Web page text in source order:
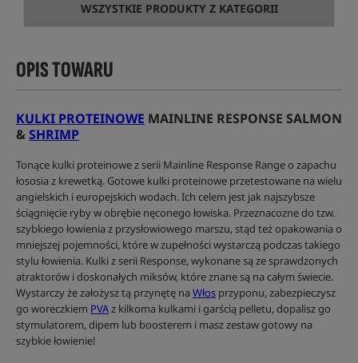
WSZYSTKIE PRODUKTY Z KATEGORII
OPIS TOWARU
KULKI PROTEINOWE MAINLINE RESPONSE SALMON
&SHRIMP
Tonące kulki proteinowe z serii Mainline Response Range o zapachu
łososia z krewetką. Gotowe kulki proteinowe przetestowane na wielu
angielskich i europejskich wodach. Ich celem jest jak najszybsze
ściągnięcie ryby w obrębie nęconego łowiska. Przeznacozne do tzw.
szybkiego łowienia z przysłowiowego marszu, stąd też opakowania o
mniejszej pojemności, które w zupełności wystarczą podczas takiego
stylu łowienia. Kulki z serii Response, wykonane są ze sprawdzonych
atraktorów i doskonałych miksów, które znane są na całym świecie.
Wystarczy że założysz tą przynętę naWłos przyponu, zabezpieczysz
go woreczkiem PVAz kilkoma kulkami i garścią pelletu, dopalisz go
stymulatorem, dipem lub boosterem i masz zestaw gotowy na
szybkie łowienie!